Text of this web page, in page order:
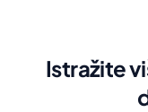
Istražite